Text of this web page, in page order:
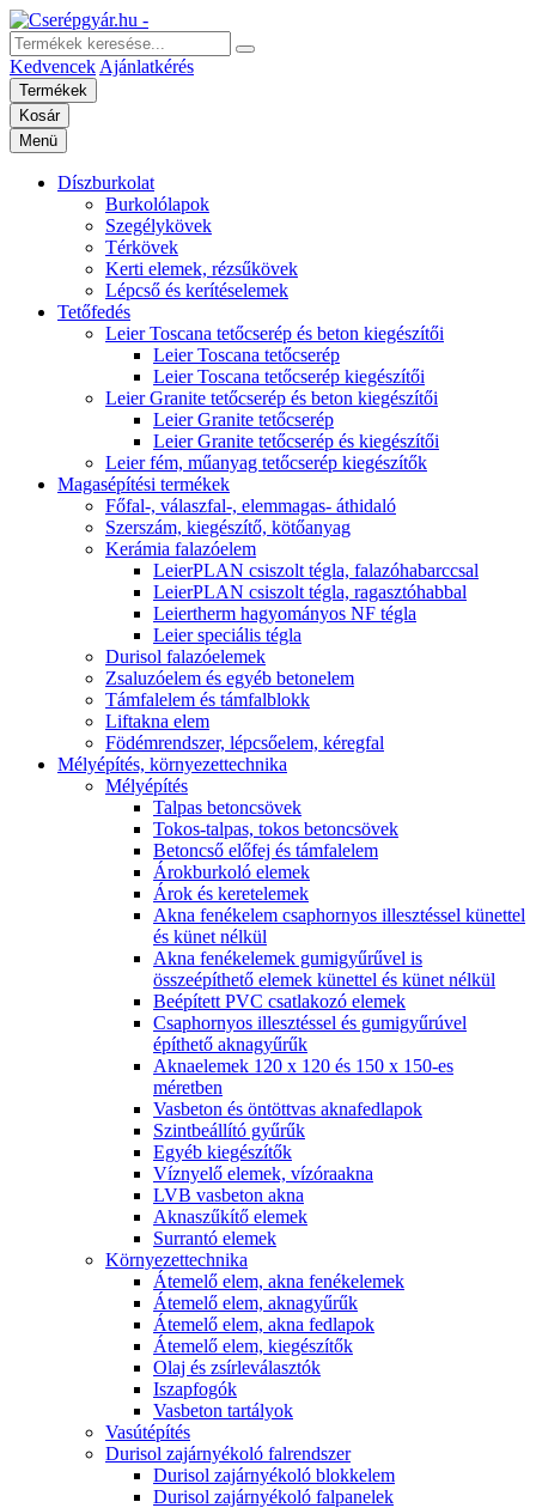
Kedvencek Ajánlatkérés
Termékek
Kosár
Menü
Díszburkolat
Burkolólapok
Szegélykövek
Térkövek
Kerti elemek, rézsűkövek
Lépcső és kerítéselemek
Tetőfedés
Leier Toscana tetőcserép és beton kiegészítői
Leier Toscana tetőcserép
Leier Toscana tetőcserép kiegészítői
Leier Granite tetőcserép és beton kiegészítői
Leier Granite tetőcserép
Leier Granite tetőcserép és kiegészítői
Leier fém, műanyag tetőcserép kiegészítők
Magasépítési termékek
Főfal-, válaszfal-, elemmagas- áthidaló
Szerszám, kiegészítő, kötőanyag
Kerámia falazóelem
LeierPLAN csiszolt tégla, falazóhabarccsal
LeierPLAN csiszolt tégla, ragasztóhabbal
Leiertherm hagyományos NF tégla
Leier speciális tégla
Durisol falazóelemek
Zsaluzóelem és egyéb betonelem
Támfalelem és támfalblokk
Liftakna elem
Födémrendszer, lépcsőelem, kéregfal
Mélyépítés, környezettechnika
Mélyépítés
Talpas betoncsövek
Tokos-talpas, tokos betoncsövek
Betoncső előfej és támfalelem
Árokburkoló elemek
Árok és keretelemek
Akna fenékelem csaphornyos illesztéssel künettel
és künet nélkül
Akna fenékelemek gumigyűrűvel is
összeépíthető elemek künettel és künet nélkül
Beépített PVC csatlakozó elemek
Csaphornyos illesztéssel és gumigyűrúvel
építhető aknagyűrűk
Aknaelemek 120 x 120 és 150 x 150-es
méretben
Vasbeton és öntöttvas aknafedlapok
Szintbeállító gyűrűk
Egyéb kiegészítők
Víznyelő elemek, vízóraakna
LVB vasbeton akna
Aknaszűkítő elemek
Surrantó elemek
Környezettechnika
Átemelő elem, akna fenékelemek
Átemelő elem, aknagyűrűk
Átemelő elem, akna fedlapok
Átemelő elem, kiegészítők
Olaj és zsírleválasztók
Iszapfogók
Vasbeton tartályok
Vasútépítés
Durisol zajárnyékoló falrendszer
Durisol zajárnyékoló blokkelem
Durisol zajárnyékoló falpanelek